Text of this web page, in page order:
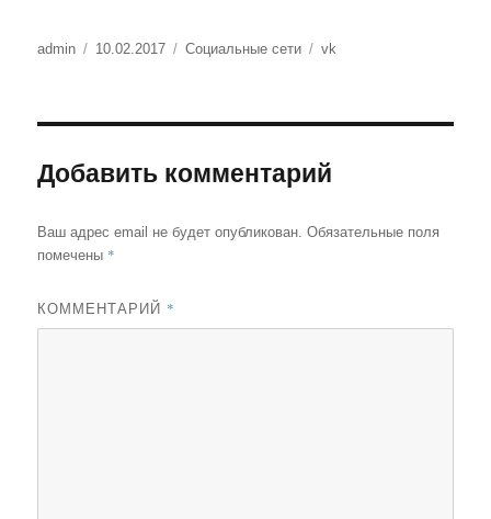
Автор
admin Опубликовано
10.02.2017 Рубрики
Социальные сети Метки
vk
Добавить комментарий
Ваш адрес email не будет опубликован. Обязательные поля
помечены *
КОММЕНТАРИЙ *